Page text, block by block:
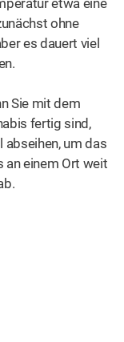
etwa eine
ohne
es dauert viel
Sie mit dem
fertig sind,
abseihen, um das
an einem Ort weit